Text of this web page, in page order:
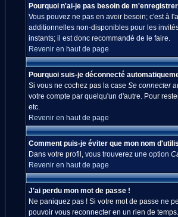
Pourquoi n'ai-je pas besoin de
Vous pouvez ne pas en avoir besoin; c'est à
additionnelles non-disponibles pour les
instants; il est donc recommandé de le faire.
Revenir en haut de page
Pourquoi suis-je déconnecté
Si vous ne cochez pas la case Se connecter
votre compte par quelqu'un d'autre. Pour
etc.
Revenir en haut de page
Comment puis-je éviter que mon nom
Dans votre profil, vous trouverez une option
Revenir en haut de page
J'ai perdu mon mot de passe !
Ne paniquez pas ! Si votre mot de passe ne
pouvoir vous reconnecter en un rien de temps.